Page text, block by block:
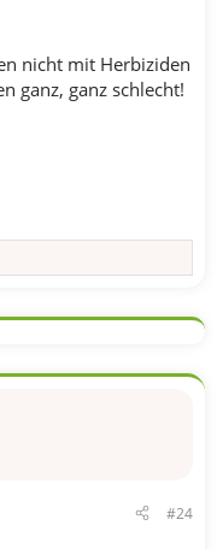
nicht mit Herbiziden
ganz, ganz schlecht!
#24